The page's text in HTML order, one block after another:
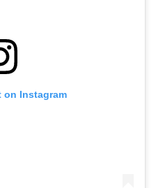
on Instagram